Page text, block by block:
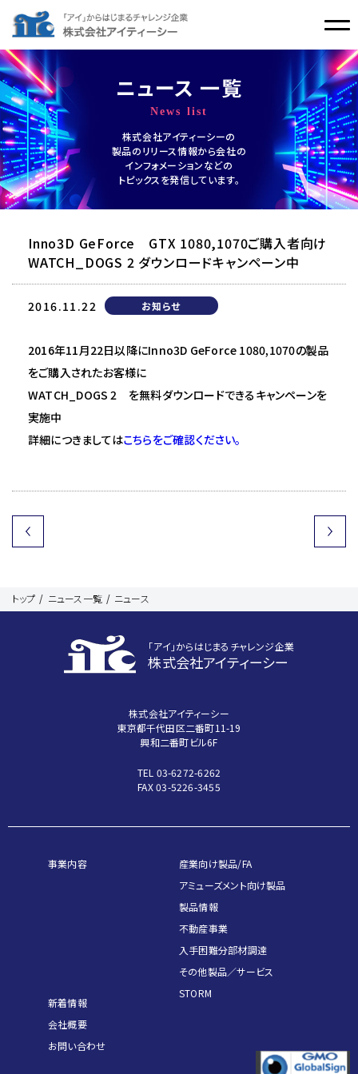
ニュース 一覧
News list
株式会社アイティーシーの
製品のリリース情報から会社の
インフォメーションなどの
トピックスを発信しています。
Inno3D GeForce GTX 1080,1070ご購入者向け
WATCH_DOGS 2 ダウンロードキャンペーン中
2016.11.22 お知らせ
2016年11月22日以降にInno3D GeForce 1080,1070の製品
をご購入されたお客様に
WATCH_DOGS 2 を無料ダウンロードできるキャンペーンを
実施中
詳細につきましてはこちらをご確認ください。
トップ ニュース一覧 ニュース
｢アイ｣からはじまるチャレンジ企業
株式会社アイティーシー
株式会社アイティーシー
東京都千代田区二番町11-19
興和二番町ビル6F
TEL 03-6272-6262
FAX 03-5226-3455
事業内容
産業向け製品/FA
アミューズメント向け製品
製品情報
不動産事業
入手困難分部材調達
その他製品／サービス
STORM
新着情報
会社概要
お問い合わせ